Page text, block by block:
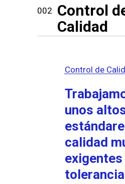
Control
Calidad
Control de
unos
calidad
exigentes